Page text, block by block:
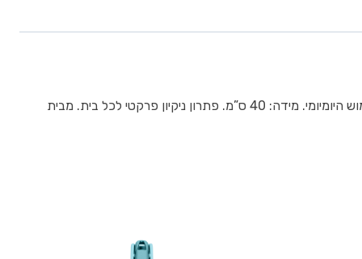
מגב עם אחיזת מטלית 40 ס”מ מסייע לכם לשמור על בית נקי ומסודר במאמץ מינימלי. עשוי מחומרים עמידים ואיכותיים, נוח לאחיזה ויעיל בשימוש היומיומי. מידה: 40 ס”מ. פתרון ניקיון פרקטי לכל בית. מבית